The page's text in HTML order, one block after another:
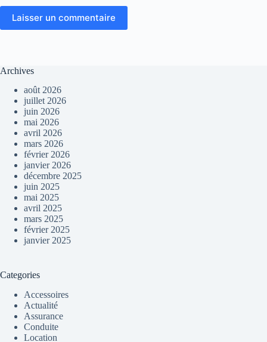
Laisser un commentaire
Archives
août 2026
juillet 2026
juin 2026
mai 2026
avril 2026
mars 2026
février 2026
janvier 2026
décembre 2025
juin 2025
mai 2025
avril 2025
mars 2025
février 2025
janvier 2025
Categories
Accessoires
Actualité
Assurance
Conduite
Location